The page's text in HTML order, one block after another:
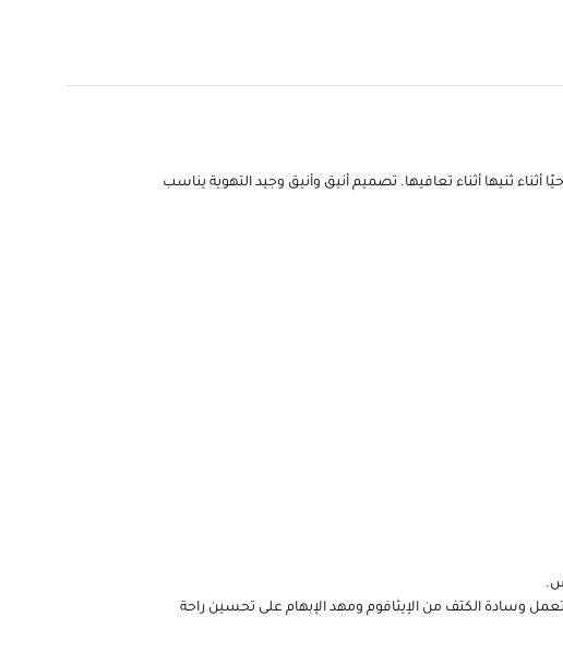
ثنيها أثناء تعافيها. تصميم أنيق وأنيق وجيد التهوية يناسب
وسادة الكتف من الإيثافوم ومهد الإبهام على تحسين راحة